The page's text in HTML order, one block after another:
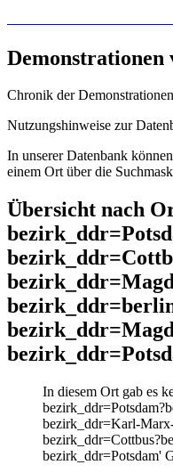
Demonstrationen
Chronik der
Nutzungshinweise zur
In unserer Datenbank
einem Ort über die
Übersicht nach
In diesem Ort gab es
bezirk_ddr=Karl-
bezirk_ddr=Potsdam'